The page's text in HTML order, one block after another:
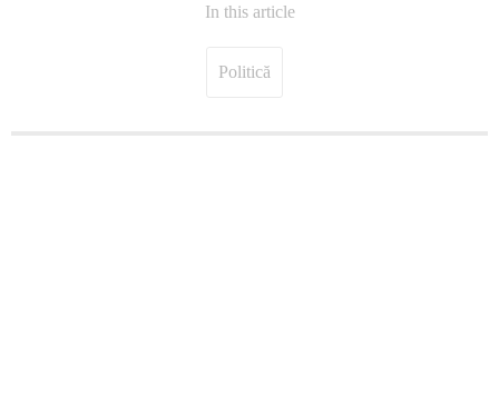
In this article
Politică